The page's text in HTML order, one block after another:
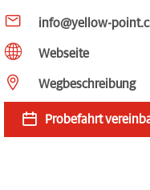
info@yellow-
Webseite
Wegbeschreibung
Probefahrt